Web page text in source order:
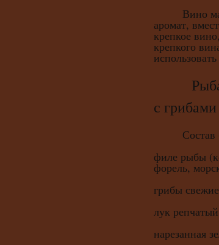
Вино
аромат,
крепкое
крепкого
Рыба
с
Состав
филе рыбы
форель,
грибы
лук
нарезанная